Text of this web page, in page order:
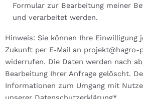
Formular zur Bearbeitung meiner
und verarbeitet werden.
Hinweis: Sie können Ihre Einwilligung
Zukunft per E-Mail an projekt@hagro-
widerrufen. Die Daten werden nach
Bearbeitung Ihrer Anfrage gelöscht.
Informationen zum Umgang mit